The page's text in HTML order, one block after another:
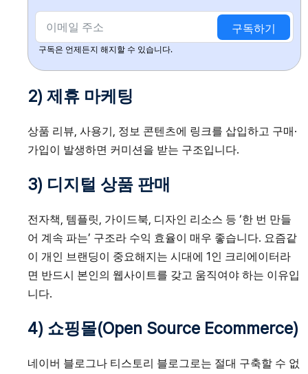
구독하기
구독은 언제든지 해지할 수 있습니다.
2) 제휴 마케팅
상품 리뷰, 사용기, 정보 콘텐츠에 링크를 삽입하고 구매·
가입이 발생하면 커미션을 받는 구조입니다.
3) 디지털 상품 판매
전자책, 템플릿, 가이드북, 디자인 리소스 등 ‘한 번 만들
어 계속 파는’ 구조라 수익 효율이 매우 좋습니다. 요즘같
이 개인 브랜딩이 중요해지는 시대에 1인 크리에이터라
면 반드시 본인의 웹사이트를 갖고 움직여야 하는 이유입
니다.
4) 쇼핑몰(Open Source Ecommerce)
네이버 블로그나 티스토리 블로그로는 절대 구축할 수 없